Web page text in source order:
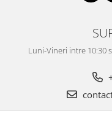
Luni-Vineri intre 10:30